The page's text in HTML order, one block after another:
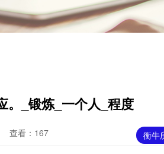
。_锻炼_一个人_程度
衡牛
查看：167